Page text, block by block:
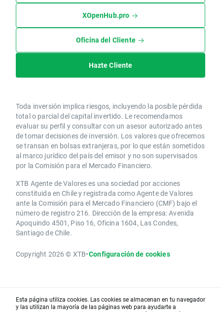
XOpenHub.pro
Oficina del Cliente
Hazte Cliente
Toda inversión implica riesgos, incluyendo la posible pérdida
total o parcial del capital invertido. Le recomendamos
evaluar su perfil y consultar con un asesor autorizado antes
de tomar decisiones de inversión. Los valores que ofrecemos
se transan en bolsas extranjeras, por lo que están sometidos
al marco jurídico del país del emisor y no son supervisados
por la Comisión para el Mercado Financiero.
XTB Agente de Valores es una sociedad por acciones
constituida en Chile y registrada como Agente de Valores
ante la Comisión para el Mercado Financiero (CMF) bajo el
número de registro 216. Dirección de la empresa: Avenida
Apoquindo 4501, Piso 16, Oficina 1604, Las Condes,
Santiago de Chile.
Copyright 2026 © XTB•Configuración de cookies
Esta página utiliza cookies. Las cookies se almacenan en tu navegador
y las utilizan la mayoría de las páginas web para ayudarte a